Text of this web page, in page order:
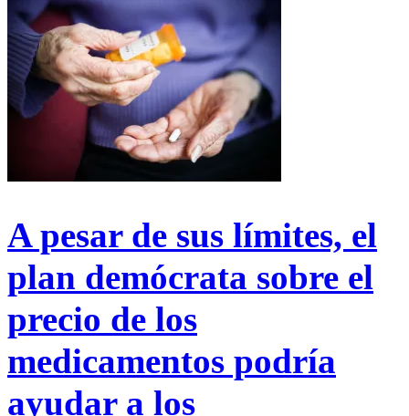
A pesar de sus límites, el
plan demócrata sobre el
precio de los
medicamentos podría
ayudar a los